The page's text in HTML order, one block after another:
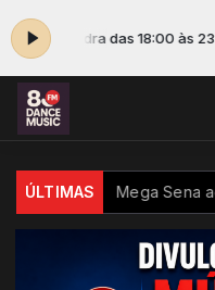
com Sandra das 18:00 às
ÚLTIMAS Mega Sena